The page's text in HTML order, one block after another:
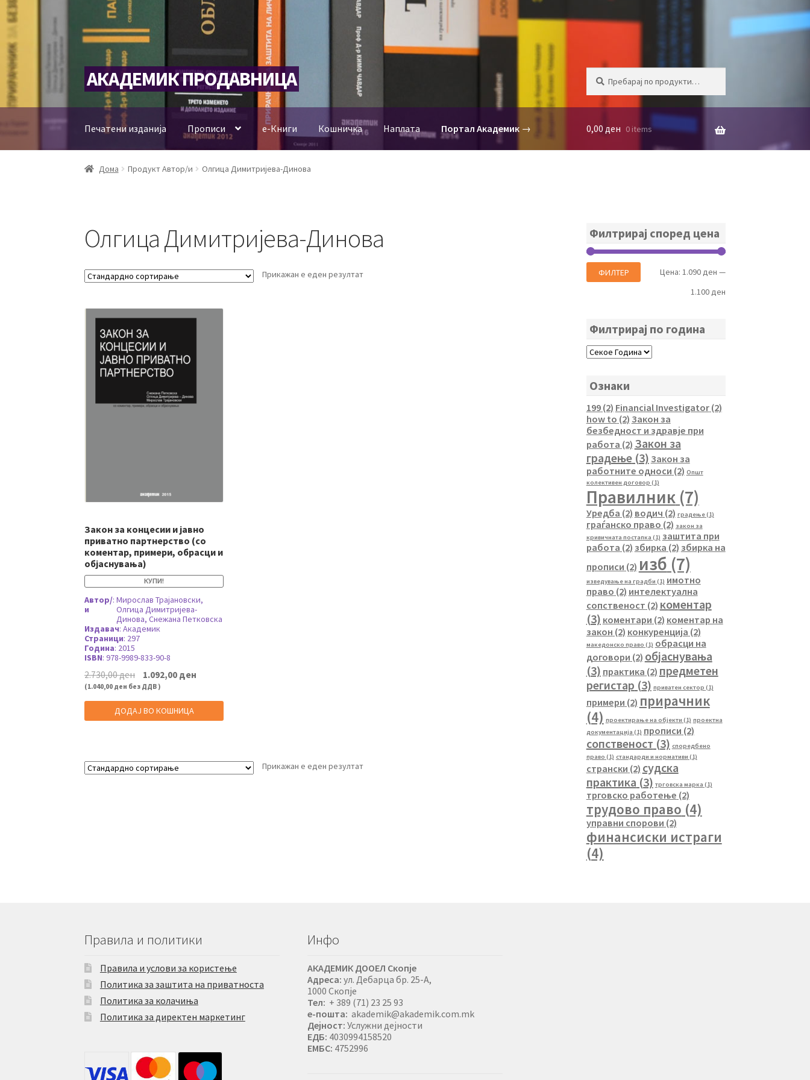
Skip
to
navigation
Skip
to
content
АКАДЕМИК ПРОДАВНИЦА
Барај
БАРАЈ
Печатени изданија Прописи е-Книги Кошничка Наплата Портал Академик → 0,00 ден 0 items
Дома Продукт Автор/и Олгица Димитријева-Динова
Олгица Димитријева-Динова
Прикажан е еден резултат
Закон за концесии и јавно
приватно партнерство (со
коментар, примери, обрасци и
објаснувања)
КУПИ!
Автор/
и
:Мирослав Трајановски,
Олгица Димитријева-
Динова, Снежана Петковска
Издавач:Академик
Страници: 297
Година: 2015
ISBN:978-9989-833-90-8
2.730,00ден
Original
price
2.730,00 ден.
1.092,00 денCurrent
(1.040,00 ден без ДДВ )
ДОДАЈ ВО КОШНИЦА
Прикажан е еден резултат
Филтрирај според цена
Мин.
цена
Макс.
цена
ФИЛТЕР Цена: 1.090 ден —
1.100 ден
Филтрирај по година
Ознаки
199(2) Financial Investigator(2)
how to (2) Закон за
безбедност и здравје при
работа (2) Закон за
градење(3) Закон за
работните односи (2) Општ
колективен договор (1)
Правилник(7)
Уредба (2) водич (2) градење(1)
граѓанско право (2) закон за
кривичната постапка (1) заштита при
работа (2) збирка (2) збирка на
прописи (2) изб (7)
изведување на градби (1) имотно
право (2) интелектуална
сопственост (2) коментар
(3) коментари (2) коментар на
закон (2) конкуренција (2)
македонско право (1) обрасци на
договори (2) објаснувања
(3) практика (2) предметен
регистар (3) приватен сектор (1)
примери (2) прирачник
(4) проектирање на објекти (1) проектна
документација (1) прописи (2)
сопственост (3) споредбено
право (1) стандарди и нормативи (1)
странски (2) судска
практика (3) трговска марка (1)
трговско работење (2)
трудово право (4)
управни спорови (2)
финансиски истраги
(4)
Правила и политики
Правила и услови за користење
Политика за заштита на приватноста
Политика за колачиња
Политика за директен маркетинг
Инфо
АКАДЕМИК ДООЕЛ Скопје
Адреса:ул. Дебарца бр. 25-А,
1000 Скопје
Тел: + 389 (71) 23 25 93
е-пошта: akademik@akademik.com.mk
Дејност:Услужни дејности
ЕДБ: 4030994158520
ЕМБС: 4752996